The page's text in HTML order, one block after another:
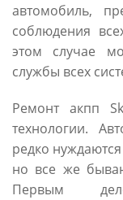
автомобиль,
соблюдения
этом случае
службы всех
Ремонт акпп
технологии.
редко
но все же
Первым